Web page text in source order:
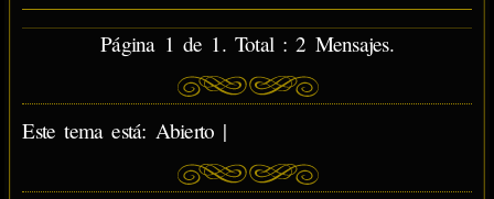
Página 1 de 1. Total : 2 Mensajes.
Este tema está: Abierto |